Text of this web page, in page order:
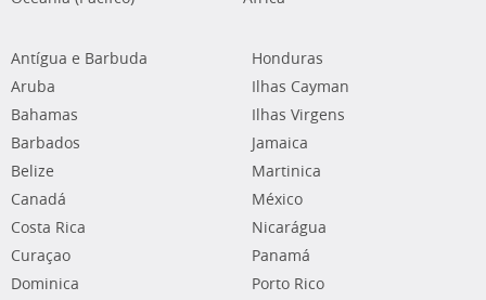
Antígua e Barbuda
Aruba
Bahamas
Barbados
Belize
Canadá
Costa Rica
Curaçao
Dominica
Honduras
Ilhas Cayman
Ilhas Virgens
Jamaica
Martinica
México
Nicarágua
Panamá
Porto Rico